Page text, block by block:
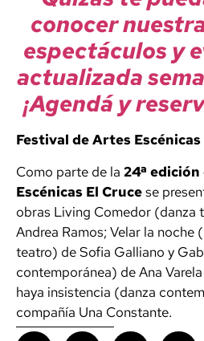
conocer
espectáculos y
actualizada
¡Agendá y
Festival de Artes Escénicas
Como parte de la 24ª
Escénicas El Crucese
obras Living Comedor (danza
Andrea Ramos; Velar la noche
teatro) de Sofia Galliano y
contemporánea) de Ana
haya insistencia (danza
compañía Una Constante.